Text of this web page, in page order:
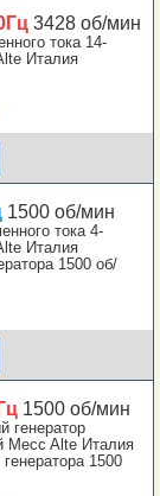
3428 об/мин
тока 14-
Италия
1500 об/мин
тока 4-
Италия
1500 об/
1500 об/мин
генератор
Mecc Alte Италия
1500